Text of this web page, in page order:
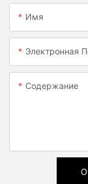
Имя
Электронная
Содержание